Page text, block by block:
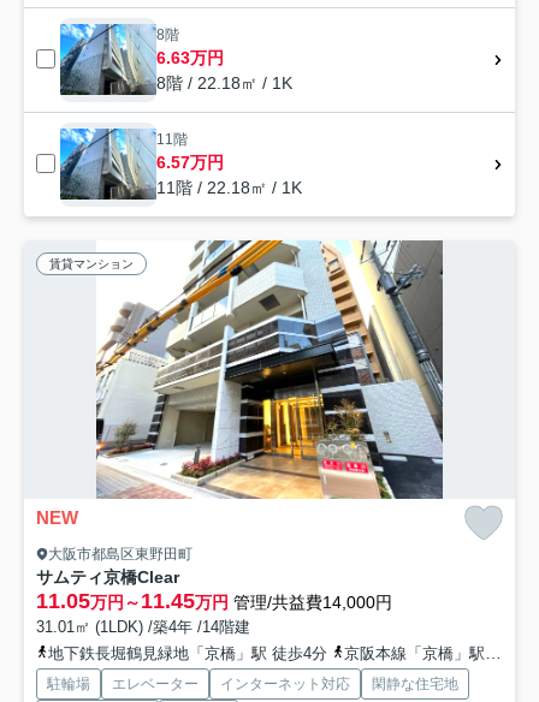
8階
6.63万円
8階 / 22.18㎡ / 1K
11階
6.57万円
11階 / 22.18㎡ / 1K
賃貸マンション
NEW
大阪市都島区東野田町
サムティ京橋Clear
11.05万円～11.45万円 管理/共益費14,000円
31.01㎡ (1LDK) /築4年 /14階建
地下鉄長堀鶴見緑地「京橋」駅 徒歩4分
京阪本線「京橋」駅 徒歩5分
駐輪場 エレベーター インターネット対応
閑静な住宅地